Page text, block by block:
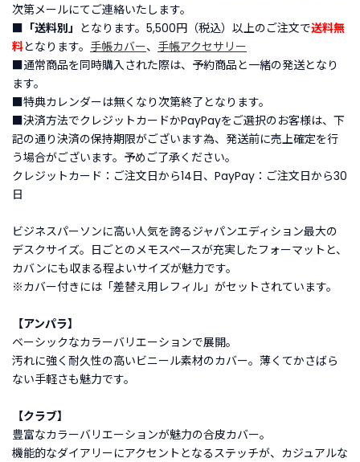
ご
利
用
ガ
イ
ド
よ
く
あ
る
質
問
n
s
t
a
g
a
m
次第メールにてご連絡いたします。
■ 「送料別」 となります。5,500円（税込）以上のご注文で送料無
料となります。 手帳カバー、 手帳アクセサリー
■通常商品を同時購入された際は、予約商品と一緒の発送となり
ます。
■特典カレンダーは無くなり次第終了となります。
■決済方法でクレジットカードかPayPayをご選択のお客様は、下
記の通り決済の保持期限がございます為、発送前に売上確定を行
う場合がございます。予めご了承ください。
クレジットカード：ご注文日から14日、PayPay：ご注文日から30
日
ビジネスパーソンに高い人気を誇るジャパンエディション最大の
デスクサイズ。日ごとのメモスペースが充実したフォーマットと、
カバンにも収まる程よいサイズが魅力です。
※カバー付きには「差替え用レフィル」がセットされています。
【アンパラ】
ベーシックなカラーバリエーションで展開。
汚れに強く耐久性の高いビニール素材のカバー。薄くてかさばら
ない手軽さも魅力です。
【クラブ】
豊富なカラーバリエーションが魅力の合皮カバー。
機能的なダイアリーにアクセントとなるステッチが、カジュアルな